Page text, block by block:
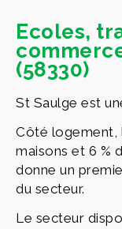
Ecoles,
(58330)
St Saulge est
Côté logement,
maisons et 6 %
donne un
du secteur.
Le secteur